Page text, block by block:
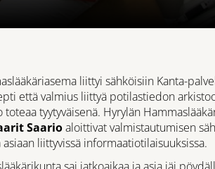
liittyi sähköisiin Kanta-
että valmius liittyä potilastiedon
toteaa tyytyväisenä. Hyrylän
Saarioaloittivat valmistautumisen
liittyvissä informaatiotilaisuuksissa.